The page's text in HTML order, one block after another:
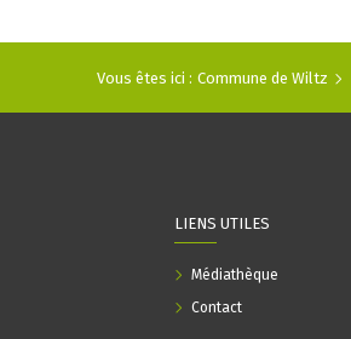
Vous êtes ici : Commune de Wiltz
LIENS UTILES
Médiathèque
Contact